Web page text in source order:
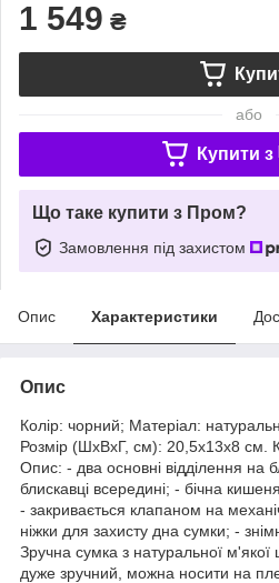
1 549 ₴
або
Купити з
Що таке купити з Пром?
Замовлення під захистом
Опис Характеристики
Опис
Колір: чорний; Матеріал:
Розмір (ШхВхГ, см): 20,5х13х8 см.
Опис: - два основні відділення на
блискавці всередині; - бічна
- закривається клапаном на
ніжки для захисту дна сумки; -
Зручна сумка з натуральної м'якої
дуже зручний, можна носити на